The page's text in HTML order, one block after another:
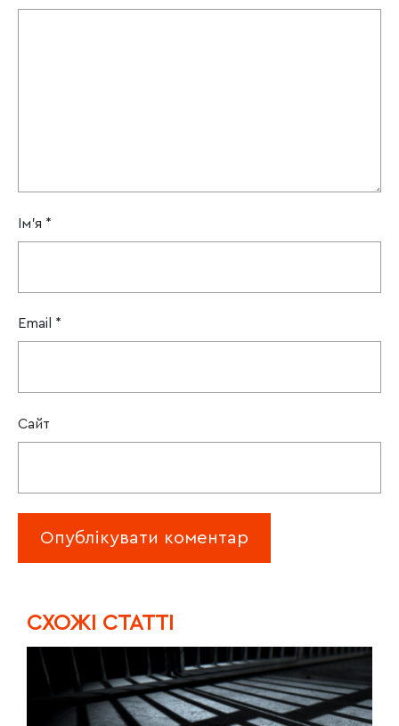
Ім'я *
Email *
Сайт
CХОЖІ СТАТТІ